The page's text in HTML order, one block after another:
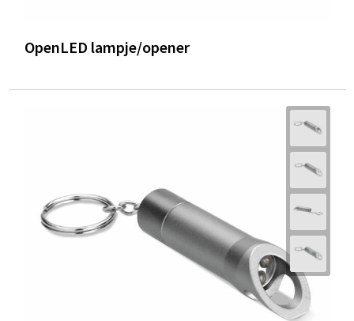
OpenLED lampje/opener